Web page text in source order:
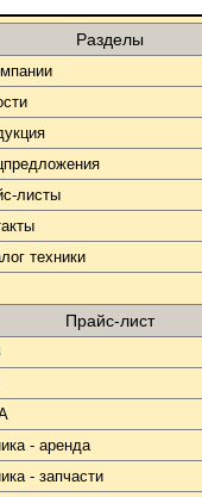
Разделы
листы
техники
Прайс-лист
- аренда
- запчасти